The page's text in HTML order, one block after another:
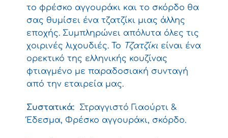
το φρέσκο αγγουράκι και το σκόρδο θα
σας θυμίσει ένα τζατζίκι μιας άλλης
εποχής. Συμπληρώνει απόλυτα όλες τις
χοιρινές λιχουδιές. Το Τζατζίκιείναι ένα
ορεκτικό της ελληνικής κουζίνας
φτιαγμένο με παραδοσιακή συνταγή
από την εταιρεία μας.
Συστατικά:Στραγγιστό Γιαούρτι &
Έδεσμα, Φρέσκο αγγουράκι, σκόρδο.